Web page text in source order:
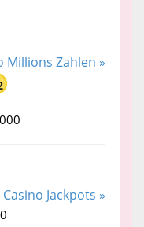
Millions Zahlen »
Casino Jackpots »